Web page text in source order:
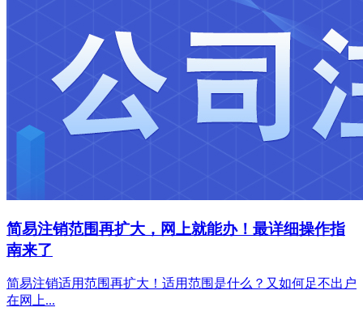
简易注销范围再扩大，网上就能办！最详细操作指
南来了
简易注销适用范围再扩大！适用范围是什么？又如何足不出户
在网上...